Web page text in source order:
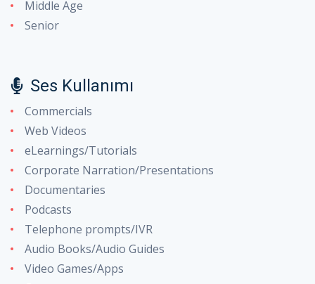
Middle Age
Senior
Ses Kullanımı
Commercials
Web Videos
eLearnings/Tutorials
Corporate Narration/Presentations
Documentaries
Podcasts
Telephone prompts/IVR
Audio Books/Audio Guides
Video Games/Apps